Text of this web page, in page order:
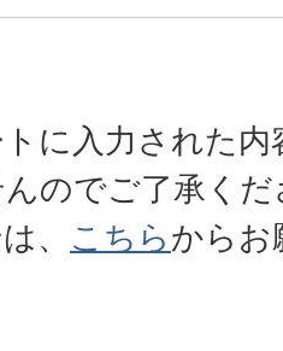
に入力された
のでご了承くだ
、 こちらからお